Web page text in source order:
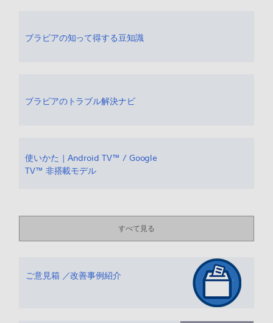
ブラビアの知って得する豆知識
ブラビアのトラブル解決ナビ
使いかた | Android TV™ / Google
TV™ 非搭載モデル
すべて見る
ご意見箱 ／改善事例紹介